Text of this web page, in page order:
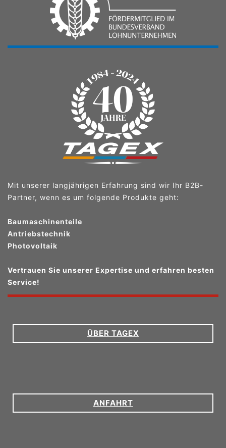
Mit unserer langjährigen Erfahrung sind wir Ihr B2B-
Partner, wenn es um folgende Produkte geht:
Baumaschinenteile
Antriebstechnik
Photovoltaik
Vertrauen Sie unserer Expertise und erfahren besten
Service!
ÜBER TAGEX
ANFAHRT